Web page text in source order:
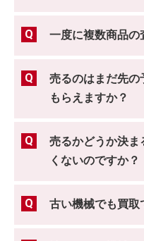
一度に複数商品の
売るのはまだ先の
もらえますか？
売るかどうか決ま
くないのですか？
古い機械でも買取